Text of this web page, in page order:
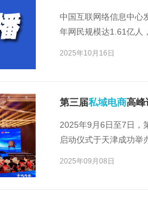
中国互联网络信息中心
年网民规模达1.61亿人
2025年10月16日
第三届私域电商高峰
2025年9月6日至7日，
启动仪式于天津成功举
2025年09月08日